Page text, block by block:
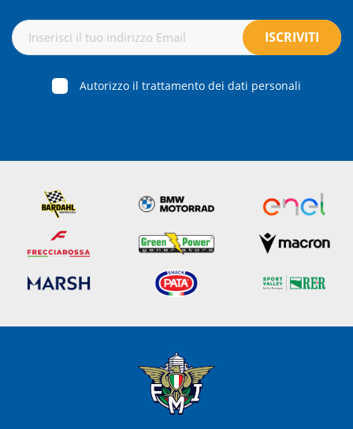
Autorizzo il trattamento dei dati personali